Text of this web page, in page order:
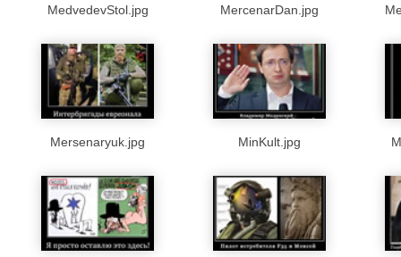
MedvedevStol.jpg MercenarDan.jpg
Mersenaryuk.jpg MinKult.jpg